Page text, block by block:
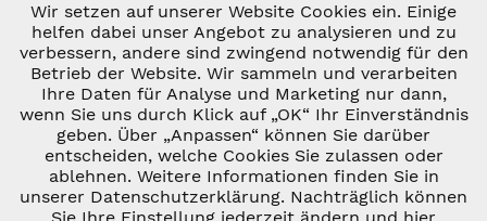
Zahlung & Versand
* ALLE PREISE INKL. GESETZL. UMSATZSTEUER ZZGL.
VERSANDKOSTEN UND GGF. NACHNAHMEGEBÜHREN, WENN NICHT
ANDERS BESCHRIEBEN
Notwendig Aktiv
Marketing Inaktiv
Tracking Inaktiv
Personalisierung Inaktiv
Wir setzen auf unserer Website Cookies ein. Einige
helfen dabei unser Angebot zu analysieren und zu
verbessern, andere sind zwingend notwendig für den
Betrieb der Website. Wir sammeln und verarbeiten
Ihre Daten für Analyse und Marketing nur dann,
wenn Sie uns durch Klick auf „OK“ Ihr Einverständnis
geben. Über „Anpassen“ können Sie darüber
entscheiden, welche Cookies Sie zulassen oder
ablehnen. Weitere Informationen finden Sie in
unserer Datenschutzerklärung. Nachträglich können